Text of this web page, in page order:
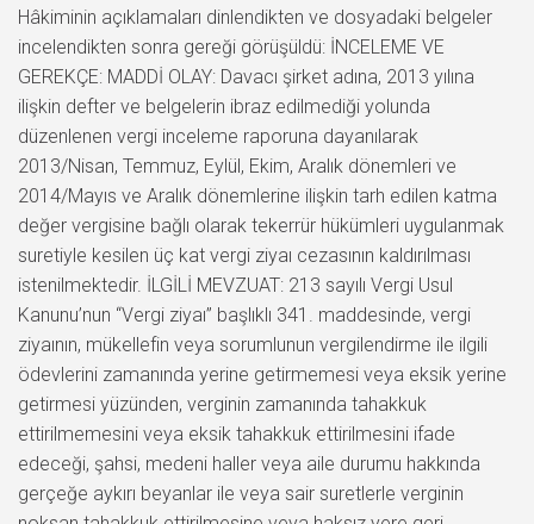
Hâkiminin açıklamaları dinlendikten ve dosyadaki belgeler
incelendikten sonra gereği görüşüldü: İNCELEME VE
GEREKÇE: MADDİ OLAY: Davacı şirket adına, 2013 yılına
ilişkin defter ve belgelerin ibraz edilmediği yolunda
düzenlenen vergi inceleme raporuna dayanılarak
2013/Nisan, Temmuz, Eylül, Ekim, Aralık dönemleri ve
2014/Mayıs ve Aralık dönemlerine ilişkin tarh edilen katma
değer vergisine bağlı olarak tekerrür hükümleri uygulanmak
suretiyle kesilen üç kat vergi ziyaı cezasının kaldırılması
istenilmektedir. İLGİLİ MEVZUAT: 213 sayılı Vergi Usul
Kanunu’nun “Vergi ziyaı” başlıklı 341. maddesinde, vergi
ziyaının, mükellefin veya sorumlunun vergilendirme ile ilgili
ödevlerini zamanında yerine getirmemesi veya eksik yerine
getirmesi yüzünden, verginin zamanında tahakkuk
ettirilmemesini veya eksik tahakkuk ettirilmesini ifade
edeceği, şahsi, medeni haller veya aile durumu hakkında
gerçeğe aykırı beyanlar ile veya sair suretlerle verginin